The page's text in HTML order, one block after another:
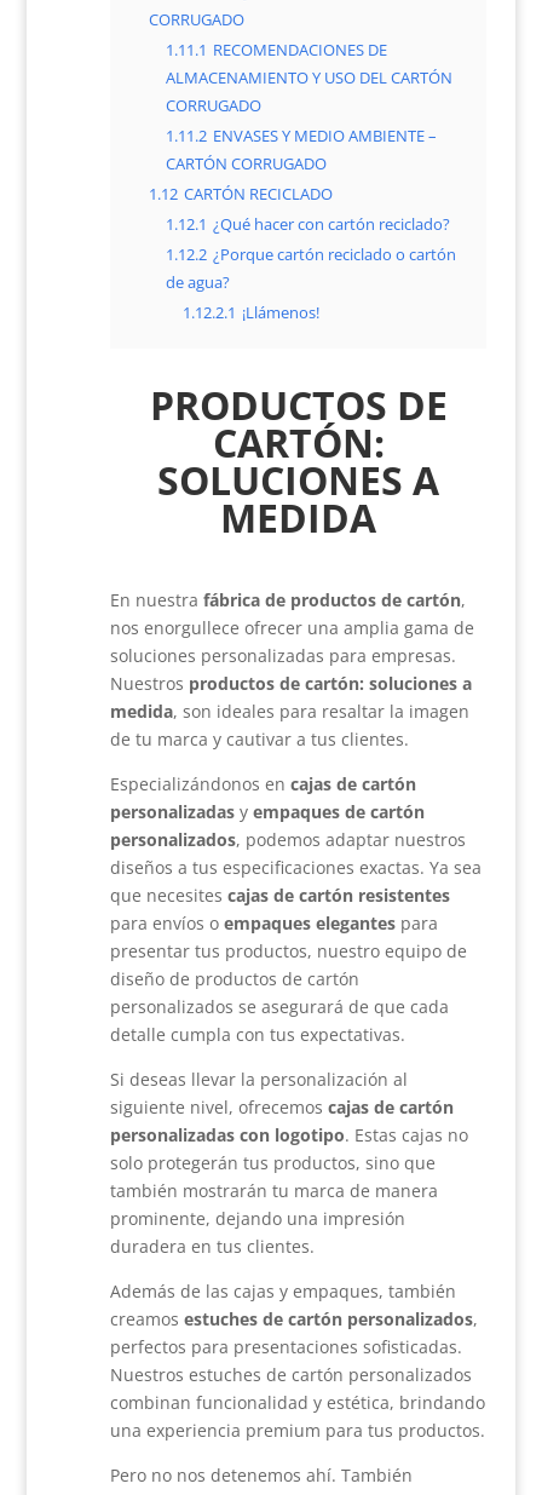
CORRUGADO
1.11.1 RECOMENDACIONES DE
ALMACENAMIENTO Y USO DEL CARTÓN
CORRUGADO
1.11.2 ENVASES Y MEDIO AMBIENTE –
CARTÓN CORRUGADO
1.12 CARTÓN RECICLADO
1.12.1 ¿Qué hacer con cartón reciclado?
1.12.2 ¿Porque cartón reciclado o cartón
de agua?
1.12.2.1 ¡Llámenos!
PRODUCTOS DE
CARTÓN:
SOLUCIONES A
MEDIDA
En nuestrafábrica de productos de cartón,
nos enorgullece ofrecer una amplia gama de
soluciones personalizadas para empresas.
Nuestros productos de cartón: soluciones a
medida, son ideales para resaltar la imagen
de tu marca y cautivar a tus clientes.
Especializándonos encajas de cartón
personalizadas yempaques de cartón
personalizados, podemos adaptar nuestros
diseños a tus especificaciones exactas. Ya sea
que necesitescajas de cartón resistentes
para envíos oempaques elegantes para
presentar tus productos, nuestro equipo de
diseño de productos de cartón
personalizados se asegurará de que cada
detalle cumpla con tus expectativas.
Si deseas llevar la personalización al
siguiente nivel, ofrecemoscajas de cartón
personalizadas con logotipo. Estas cajas no
solo protegerán tus productos, sino que
también mostrarán tu marca de manera
prominente, dejando una impresión
duradera en tus clientes.
Además de las cajas y empaques, también
creamosestuches de cartón personalizados,
perfectos para presentaciones sofisticadas.
Nuestros estuches de cartón personalizados
combinan funcionalidad y estética, brindando
una experiencia premium para tus productos.
Pero no nos detenemos ahí. También